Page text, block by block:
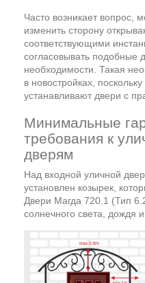
Часто возникает вопрос,
изменить сторону
соответствующими
согласовывать подобные
необходимости. Такая
в новостройках,
устанавливают двери с
Минимальные
требования к
дверям
Над входной уличной
установлен козырек,
Двери Магда 720.1 (Тип
солнечного света, дождя